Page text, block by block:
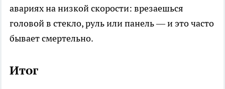
авариях на низкой скорости: врезаешься
головой в стекло, руль или панель — и это часто
бывает смертельно.
Итог